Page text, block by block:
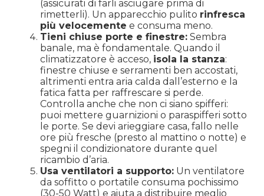
(assicurati di farli asciugare prima di
rimetterli). Un apparecchio pulito rinfresca
più velocemente e consuma meno.
Tieni chiuse porte e finestre: Sembra
banale, ma è fondamentale. Quando il
climatizzatore è acceso, isola la stanza:
finestre chiuse e serramenti ben accostati,
altrimenti entra aria calda dall’esterno e la
fatica fatta per raffrescare si perde.
Controlla anche che non ci siano spifferi:
puoi mettere guarnizioni o paraspifferi sotto
le porte. Se devi arieggiare casa, fallo nelle
ore più fresche (presto al mattino o notte) e
spegni il condizionatore durante quel
ricambio d’aria.
Usa ventilatori a supporto: Un ventilatore
da soffitto o portatile consuma pochissimo
(30-50 Watt) e aiuta a distribuire meglio